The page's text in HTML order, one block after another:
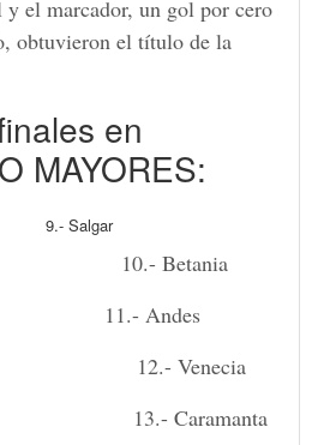
el marcador, un gol por cero
obtuvieron el título de la
en
MAYORES:
9.- Salgar
Betania
11.- Andes
Venecia
Caramanta